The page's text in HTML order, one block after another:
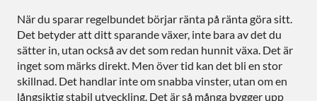
När du sparar regelbundet börjar ränta på ränta göra sitt.
Det betyder att ditt sparande växer, inte bara av det du
sätter in, utan också av det som redan hunnit växa. Det är
inget som märks direkt. Men över tid kan det bli en stor
skillnad. Det handlar inte om snabba vinster, utan om en
långsiktig stabil utveckling. Det är så många bygger upp